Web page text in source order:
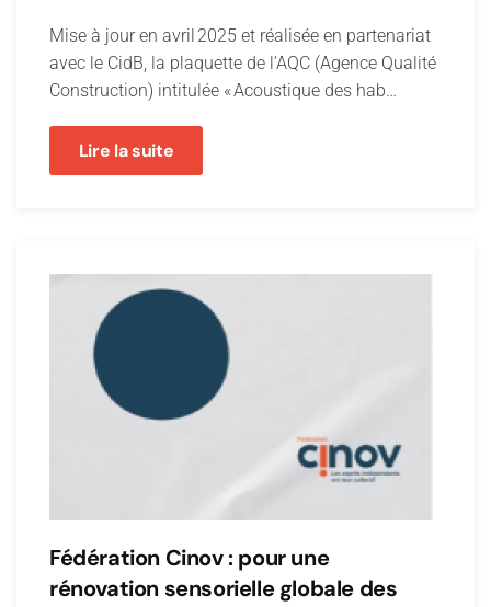
Mise à jour en avril 2025 et réalisée en partenariat
avec le CidB, la plaquette de l’AQC (Agence Qualité
Construction) intitulée « Acoustique des hab…
Lire la suite
Fédération Cinov : pour une
rénovation sensorielle globale des